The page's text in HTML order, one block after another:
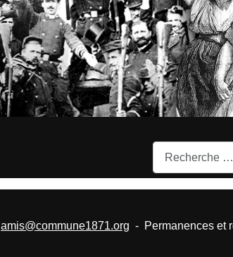
Rechercher
amis@commune1871.org - Permanences et